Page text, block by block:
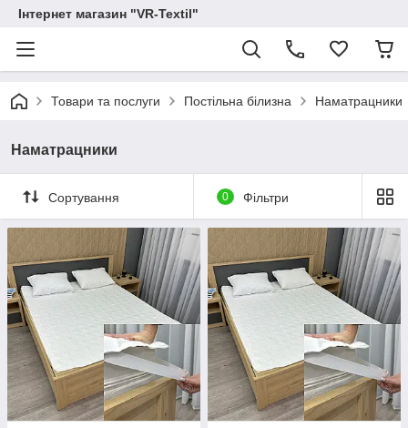
Інтернет магазин "VR-Textil"
Товари та послуги Постільна білизна Наматрацники
Наматрацники
Сортування 0 Фільтри